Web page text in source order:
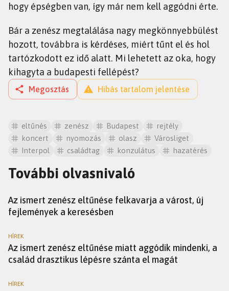
hogy épségben van, így már nem kell aggódni érte.
Bár a zenész megtalálása nagy megkönnyebbülést
hozott, továbbra is kérdéses, miért tűnt el és hol
tartózkodott ez idő alatt. Mi lehetett az oka, hogy
kihagyta a budapesti fellépést?
Megosztás Hibás tartalom jelentése
eltűnés zenész Budapest
rejtély
koncert
nyomozás olasz
Városliget
Interpol
családtag konzulátus hazatérés
További olvasnivaló
Az ismert zenész eltűnése felkavarja a várost, új
fejlemények a keresésben
HÍREK
Az ismert zenész eltűnése miatt aggódik mindenki, a
család drasztikus lépésre szánta el magát
HÍREK